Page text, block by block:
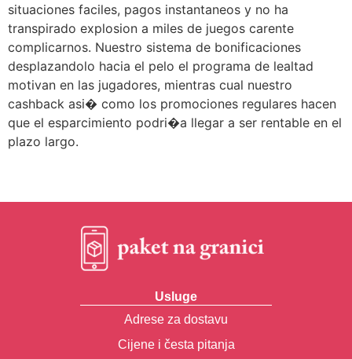
situaciones faciles, pagos instantaneos y no ha
transpirado explosion a miles de juegos carente
complicarnos. Nuestro sistema de bonificaciones
desplazandolo hacia el pelo el programa de lealtad
motivan en las jugadores, mientras cual nuestro
cashback asi� como los promociones regulares hacen
que el esparcimiento podri�a llegar a ser rentable en el
plazo largo.
Usluge
Adrese za dostavu
Cijene i česta pitanja